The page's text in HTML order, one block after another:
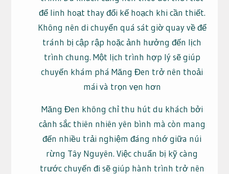
để linh hoạt thay đổi kế hoạch khi cần thiết.
Không nên di chuyển quá sát giờ quay về để
tránh bị cập rập hoặc ảnh hưởng đến lịch
trình chung. Một lịch trình hợp lý sẽ giúp
chuyến khám phá Măng Đen trở nên thoải
mái và trọn vẹn hơn
Măng Đen không chỉ thu hút du khách bởi
cảnh sắc thiên nhiên yên bình mà còn mang
đến nhiều trải nghiệm đáng nhớ giữa núi
rừng Tây Nguyên. Việc chuẩn bị kỹ càng
trước chuyến đi sẽ giúp hành trình trở nên